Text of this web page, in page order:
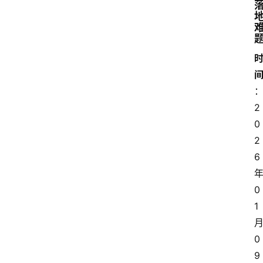
时
间
：
2
0
2
6
年
0
1
月
0
9